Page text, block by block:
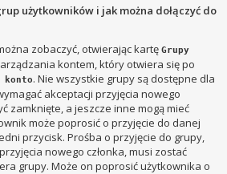
użytkowników i jak można dołączyć do
zobaczyć, otwierając kartęGrupy
kontem, który otwiera się po
konto. Nie wszystkie grupy są dostępne dla
akceptacji przyjęcia nowego
zamknięte, a jeszcze inne mogą mieć
może poprosić o przyjęcie do danej
przycisk. Prośba o przyjęcie do grupy,
nowego członka, musi zostać
grupy. Może on poprosić użytkownika o